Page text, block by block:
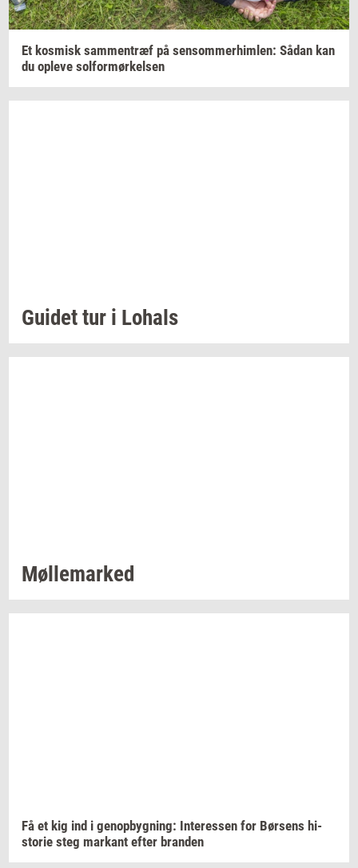
Et kos­misk sam­men­træf på sen­som­mer­him­len: Sådan kan
du op­le­ve sol­for­mør­kel­sen
Gu­i­dettur i Lo­hals
Møl­le­mar­ked
Få et kig ind i genop­byg­ning: In­ter­es­sen for Bør­sens hi­
sto­rie steg mar­kant efter bran­den